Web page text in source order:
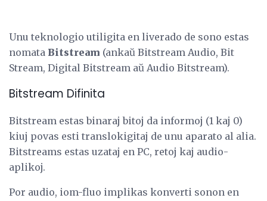
Unu teknologio utiligita en liverado de sono estas
nomata Bitstream (ankaŭ Bitstream Audio, Bit
Stream, Digital Bitstream aŭ Audio Bitstream).
Bitstream Difinita
Bitstream estas binaraj bitoj da informoj (1 kaj 0)
kiuj povas esti translokigitaj de unu aparato al alia.
Bitstreams estas uzataj en PC, retoj kaj audio-
aplikoj.
Por audio, iom-fluo implikas konverti sonon en